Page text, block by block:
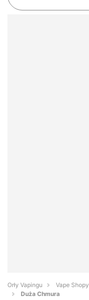
Orły Vapingu
Vape
Duża Chmura